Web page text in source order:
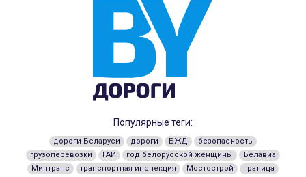
Популярные теги:
дороги Беларуси дороги БЖД
безопасность
грузоперевозки
ГАИ год белорусской женщины
Белавиа
Минтранс
транспортная инспекция Мостострой
граница